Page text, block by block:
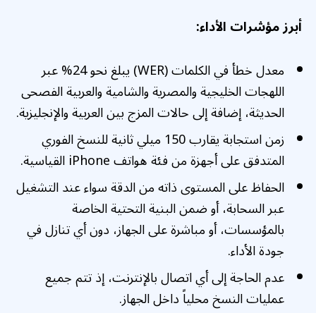
أبرز مؤشرات الأداء:
معدل خطأ في الكلمات (WER) يبلغ نحو 24% عبر
اللهجات الخليجية والمصرية والشامية والعربية الفصحى
الحديثة، إضافة إلى حالات المزج بين العربية والإنجليزية.
زمن استجابة يقارب 150 ميلي ثانية للنسخ الفوري
المتدفق على أجهزة من فئة هواتف iPhone القياسية.
الحفاظ على المستوى ذاته من الدقة سواء عند التشغيل
عبر السحابة، أو ضمن البنية التحتية الخاصة
بالمؤسسات، أو مباشرة على الجهاز، دون أي تنازل في
جودة الأداء.
عدم الحاجة إلى أي اتصال بالإنترنت، إذ تتم جميع
عمليات النسخ محلياً داخل الجهاز.